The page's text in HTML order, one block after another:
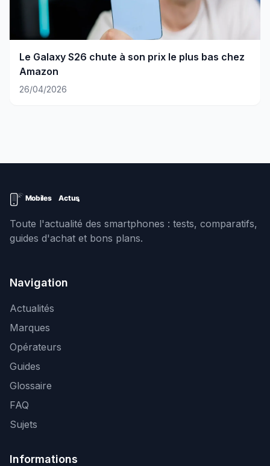
Le Galaxy S26 chute à son prix le plus bas chez
Amazon
26/04/2026
Toute l'actualité des smartphones : tests, comparatifs,
guides d'achat et bons plans.
Navigation
Actualités
Marques
Opérateurs
Guides
Glossaire
FAQ
Sujets
Informations